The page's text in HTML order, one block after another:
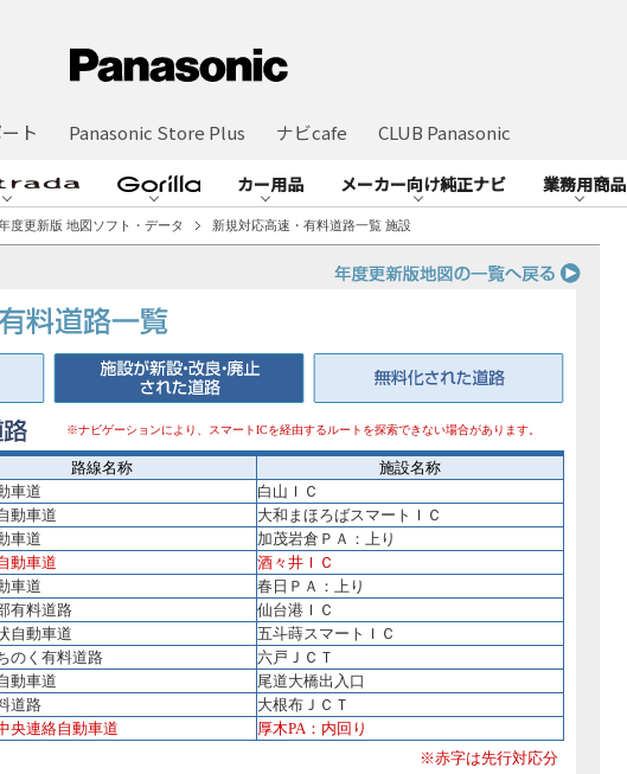
ト Panasonic Store Plus ナビcafe CLUB Panasonic
カー用品 メーカー向け純正ナビ 業務用商品
度更新版 地図ソフト・データ 新規対応高速・有料道路一覧 施設
※ナビゲーションにより、スマートICを経由するルートを探索できない場合があります。
路線名称
施設名称
車道
白山ＩＣ
動車道
大和まほろばスマートＩＣ
車道
加茂岩倉ＰＡ：上り
動車道
酒々井ＩＣ
車道
春日ＰＡ：上り
有料道路
仙台港ＩＣ
自動車道
五斗蒔スマートＩＣ
のく有料道路
六戸ＪＣＴ
動車道
尾道大橋出入口
道路
大根布ＪＣＴ
央連絡自動車道
厚木PA：内回り
※赤字は先行対応分